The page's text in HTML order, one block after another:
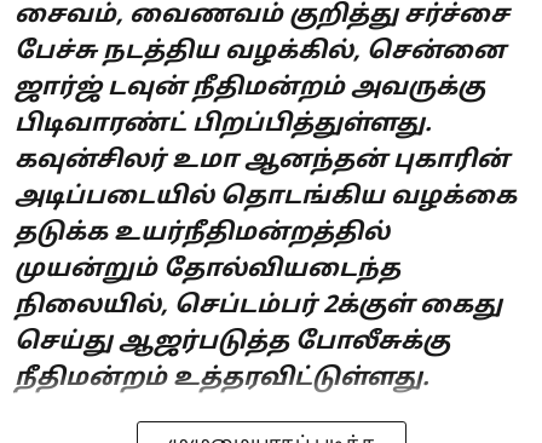
சைவம், வைணவம் குறித்து சர்ச்சை
பேச்சு நடத்திய வழக்கில், சென்னை
ஜார்ஜ் டவுன் நீதிமன்றம் அவருக்கு
பிடிவாரண்ட் பிறப்பித்துள்ளது.
கவுன்சிலர் உமா ஆனந்தன் புகாரின்
அடிப்படையில் தொடங்கிய வழக்கை
தடுக்க உயர்நீதிமன்றத்தில்
முயன்றும் தோல்வியடைந்த
நிலையில், செப்டம்பர் 2க்குள் கைது
செய்து ஆஜர்படுத்த போலீசுக்கு
நீதிமன்றம் உத்தரவிட்டுள்ளது.